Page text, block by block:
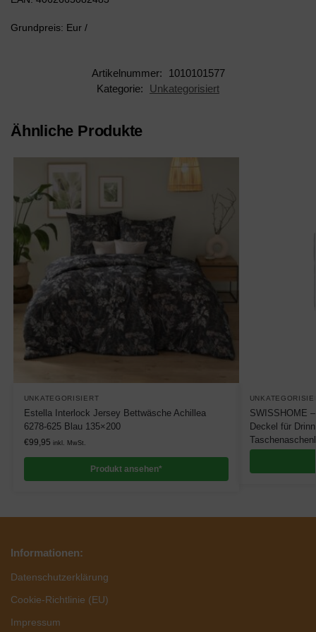
Grundpreis: Eur /
Artikelnummer:
1010101577
Kategorie:
Unkategorisiert
Ähnliche Produkte
UNKATEGORISIERT
Estella Interlock Jersey Bettwäsche Achillea
6278-625 Blau 135×200
€99,95 inkl. MwSt.
Produkt ansehen*
SWISSHOME
Deckel für
Informationen:
Datenschutzerklärung
Cookie-Richtlinie (EU)
Impressum